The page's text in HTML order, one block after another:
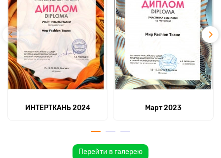
ИНТЕРТКАНЬ 2024 Март 2023
Перейти в галерею